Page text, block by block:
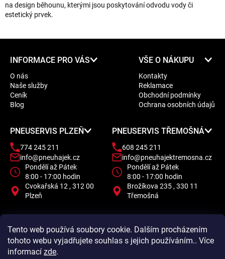
Tento web používá soubory cookie. Dalším procházením
tohoto webu vyjadřujete souhlas s jejich používáním.. Více
informací zde.
na design běhounu, kterými jsou poskytování odvodu vody či
estetický prvek.
INFORMACE PRO VÁS
O nás
Naše služby
Ceník
Blog
VŠE O NÁKUPU
Kontakty
Reklamace
Obchodní podmínky
Ochrana osobních údajů
PNEUSERVIS PLZEŇ
774 245 211
info@pneuhajek.cz
Pondělí až Pátek
8:00 - 17:00 hodin
Cvokařská 12 , 312 00
Plzeň
PNEUSERVIS TŘEMOŠNÁ
608 245 211
info@pneuhajektremosna.cz
Pondělí až Pátek
8:00 - 17:00 hodin
Brožíkova 235 , 330 11
Třemošná